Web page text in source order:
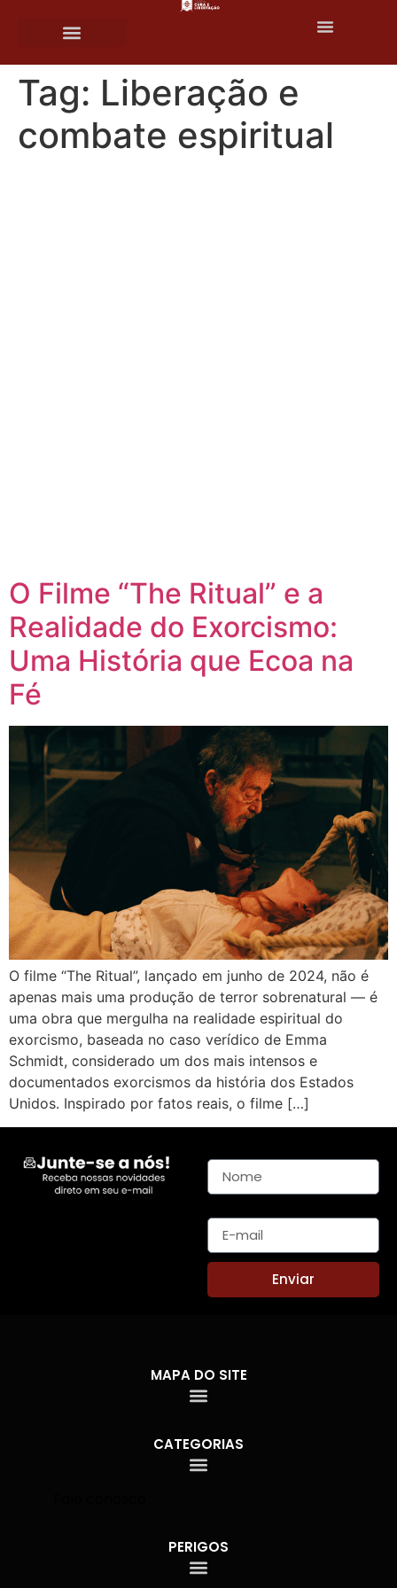
Tag: Liberação e
combate espiritual
O Filme “The Ritual” e a
Realidade do Exorcismo:
Uma História que Ecoa na
Fé
O filme “The Ritual”, lançado em junho de 2024, não é
apenas mais uma produção de terror sobrenatural — é
uma obra que mergulha na realidade espiritual do
exorcismo, baseada no caso verídico de Emma
Schmidt, considerado um dos mais intensos e
documentados exorcismos da história dos Estados
Unidos. Inspirado por fatos reais, o filme […]
Enviar
MAPA DO SITE
CATEGORIAS
PERIGOS